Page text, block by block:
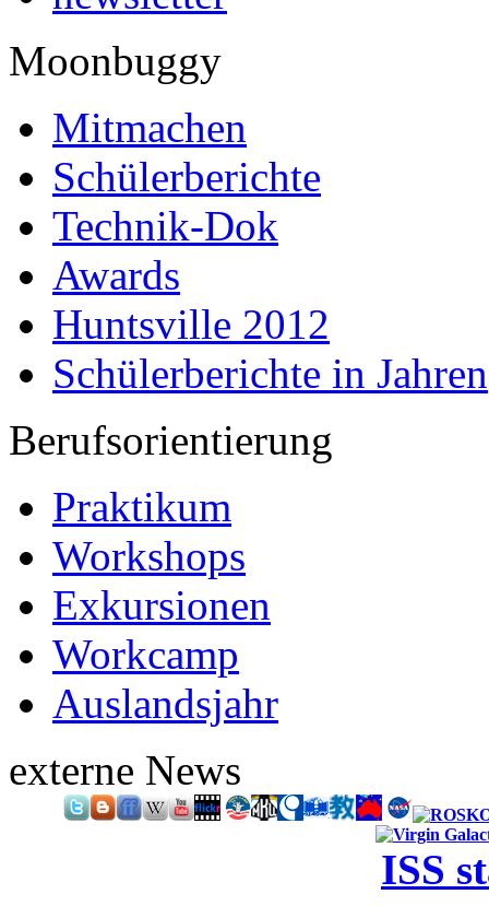
Moonbuggy
Mitmachen
Schülerberichte
Technik-Dok
Awards
Huntsville 2012
Schülerberichte in Jahren
Berufsorientierung
Praktikum
Workshops
Exkursionen
Workcamp
Auslandsjahr
externe News
ISS